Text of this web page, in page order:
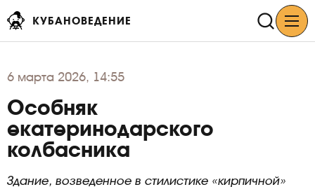
КУБАНОВЕДЕНИЕ
6 марта 2026, 14:55
Особняк
екатеринодарского
колбасника
Здание, возведенное в стилистике «кирпичной»